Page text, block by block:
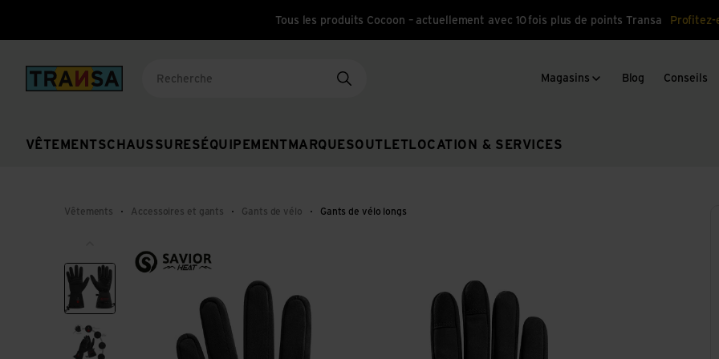
Tous les produits Cocoon – actuellement avec 10 fois plus de points Transa Profitez-
Back to home
VÊTEMENTSCHAUSSURES ÉQUIPEMENT MARQUESOUTLET LOCATION & SERVICES
Magasins Blog Conseils
Vêtements Accessoires et gants Gants de vélo Gants de vélo longs